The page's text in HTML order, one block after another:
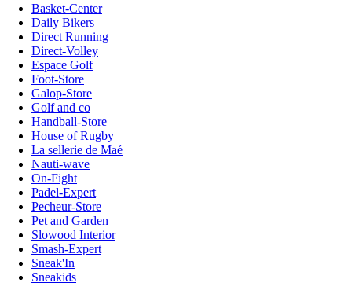
Basket-Center
Daily Bikers
Direct Running
Direct-Volley
Espace Golf
Foot-Store
Galop-Store
Golf and co
Handball-Store
House of Rugby
La sellerie de Maé
Nauti-wave
On-Fight
Padel-Expert
Pecheur-Store
Pet and Garden
Slowood Interior
Smash-Expert
Sneak'In
Sneakids